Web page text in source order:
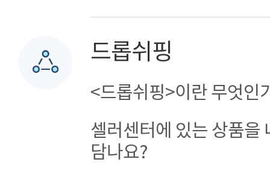
드롭쉬핑
<드롭쉬핑>이란 무엇인
셀러센터에 있는 상품을
담나요?